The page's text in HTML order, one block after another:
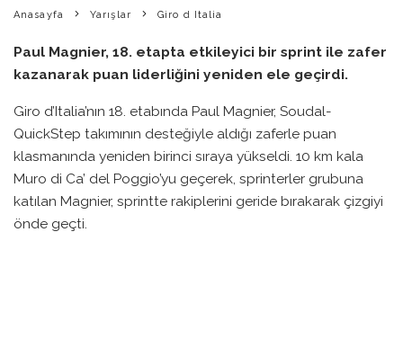
Anasayfa Yarışlar Giro d Italia
Paul Magnier, 18. etapta etkileyici bir sprint ile zafer
kazanarak puan liderliğini yeniden ele geçirdi.
Giro d’Italia’nın 18. etabında Paul Magnier, Soudal-
QuickStep takımının desteğiyle aldığı zaferle puan
klasmanında yeniden birinci sıraya yükseldi. 10 km kala
Muro di Ca’ del Poggio’yu geçerek, sprinterler grubuna
katılan Magnier, sprintte rakiplerini geride bırakarak çizgiyi
önde geçti.